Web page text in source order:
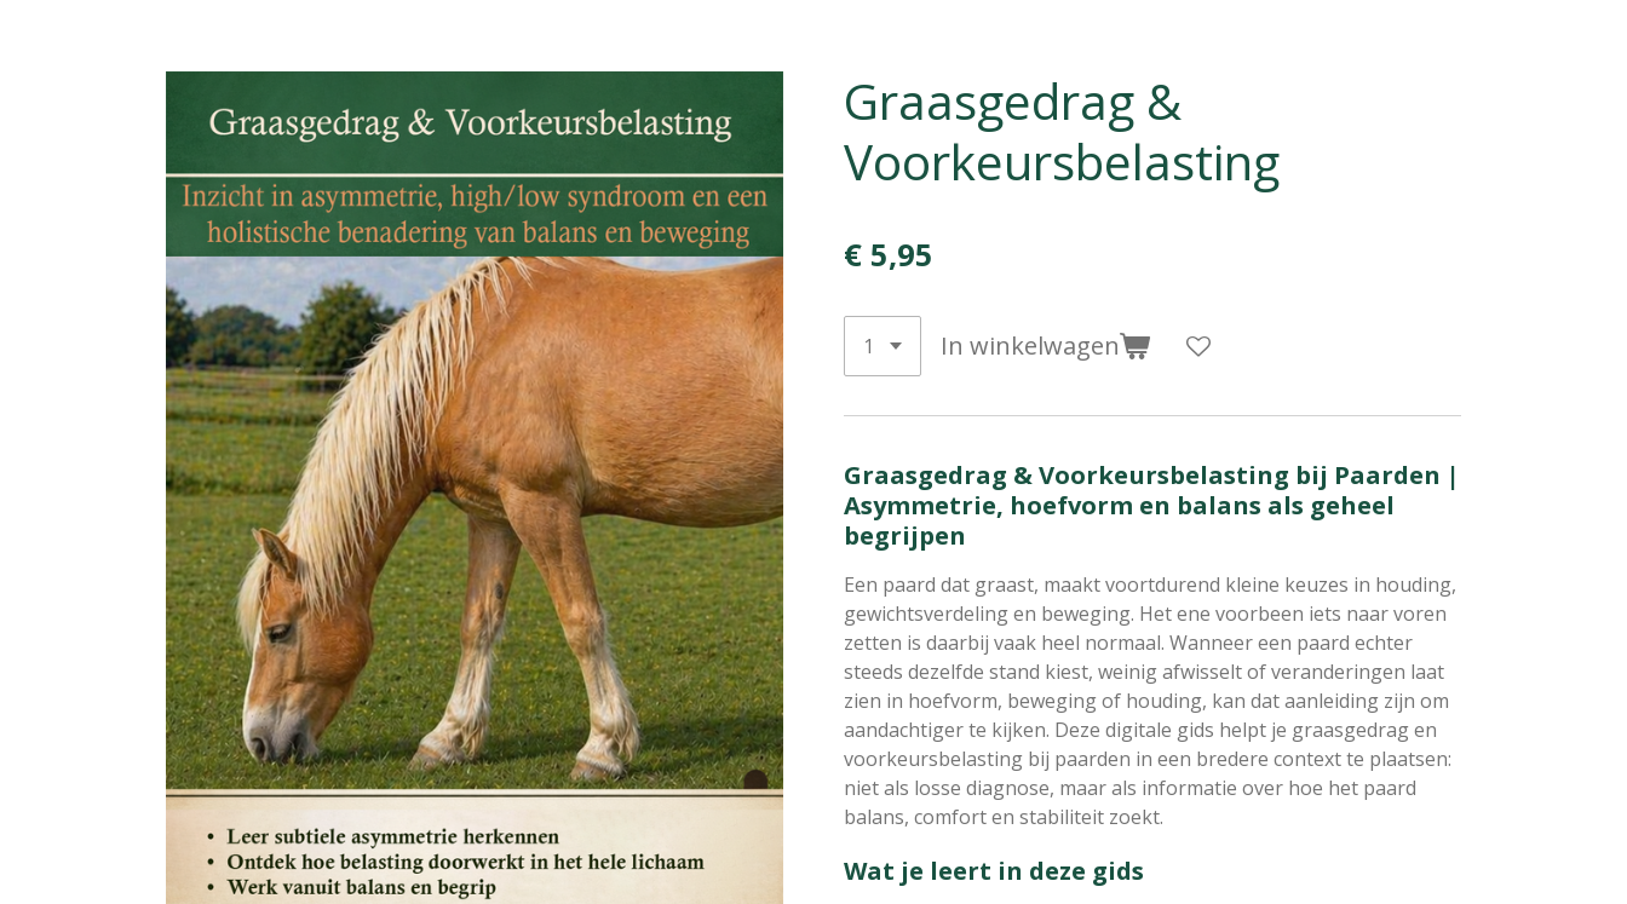
Graasgedrag &
Voorkeursbelasting
€ 5,95
In winkelwagen
Graasgedrag & Voorkeursbelasting bij Paarden |
Asymmetrie, hoefvorm en balans als geheel
begrijpen
Een paard dat graast, maakt voortdurend kleine keuzes in houding,
gewichtsverdeling en beweging. Het ene voorbeen iets naar voren
zetten is daarbij vaak heel normaal. Wanneer een paard echter
steeds dezelfde stand kiest, weinig afwisselt of veranderingen laat
zien in hoefvorm, beweging of houding, kan dat aanleiding zijn om
aandachtiger te kijken. Deze digitale gids helpt je graasgedrag en
voorkeursbelasting bij paarden in een bredere context te plaatsen:
niet als losse diagnose, maar als informatie over hoe het paard
balans, comfort en stabiliteit zoekt.
Wat je leert in deze gids